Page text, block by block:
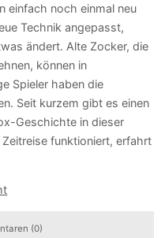
einfach noch einmal neu
Technik angepasst,
ändert. Alte Zocker, die
können in
Spieler haben die
Seit kurzem gibt es einen
Geschichte in dieser
funktioniert, erfahrt
(0)